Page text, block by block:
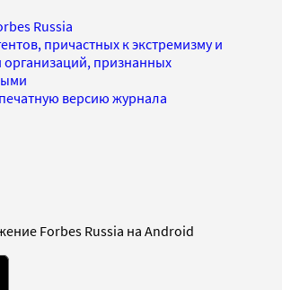
Russia
причастных к экстремизму и
организаций, признанных
версию журнала
Forbes Russia на Android